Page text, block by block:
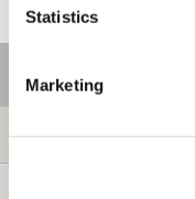
Statistics
Marketing
ご利用情報
初めての方へ